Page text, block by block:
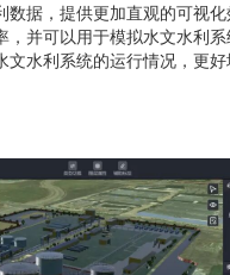
数据，提供更加直观的可视
，并可以用于模拟水文水利
文水利系统的运行情况，更